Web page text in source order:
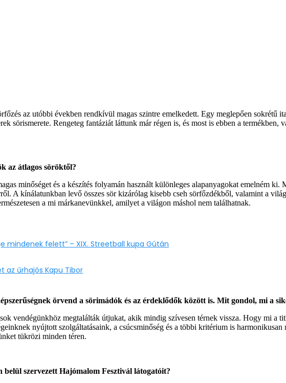
az utóbbi években rendkívül magas szintre emelkedett. Egy meglepően
sörismerete. Rengeteg fantáziát láttunk már régen is, és most is ebben a
az átlagos söröktől?
minőséget és a készítés folyamán használt különleges alapanyagokat emelném
A kínálatunkban levő összes sör kizárólag kisebb cseh sörfőzdékből, valamint a
a mi márkanevünkkel, amilyet a világon máshol nem találhatnak.
mindenek felett” – XIX. Streetball kupa Gútán
az űrhajós Kapu Tibor
örvend a sörimádók és az érdeklődők között is. Mit gondol, mi a
vendégünkhöz megtalálták útjukat, akik mindig szívesen térnek vissza. Hogy mi a
nyújtott szolgáltatásaink, a csúcsminőség és a többi kritérium is
tükrözi minden téren.
szervezett Hajómalom Fesztivál látogatóit?